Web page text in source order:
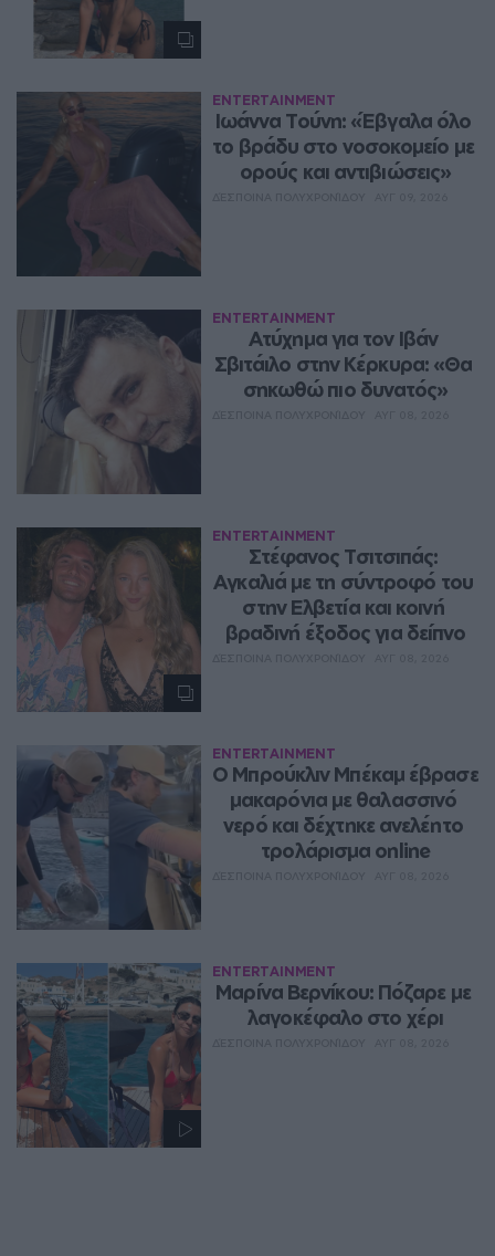
ENTERTAINMENT
Ιωάννα Τούνη: «Έβγαλα όλο
το βράδυ στο νοσοκομείο με
ορούς και αντιβιώσεις»
ENTERTAINMENT
Ατύχημα για τον Ιβάν
Σβιτάιλο στην Κέρκυρα: «Θα
σηκωθώ πιο δυνατός»
ENTERTAINMENT
Στέφανος Τσιτσιπάς:
Αγκαλιά με τη σύντροφό του
στην Ελβετία και κοινή
βραδινή έξοδος για δείπνο
ENTERTAINMENT
Ο Μπρούκλιν Μπέκαμ έβρασε
μακαρόνια με θαλασσινό
νερό και δέχτηκε ανελέητο
τρολάρισμα online
ENTERTAINMENT
Μαρίνα Βερνίκου: Πόζαρε με
λαγοκέφαλο στο χέρι